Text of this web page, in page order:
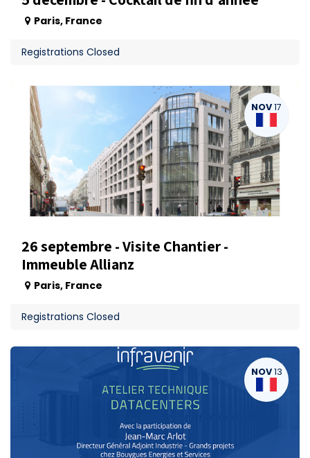
Paris, France
Registrations Closed
NOV17
26 septembre - Visite Chantier -
Immeuble Allianz
Paris, France
Registrations Closed
NOV 13